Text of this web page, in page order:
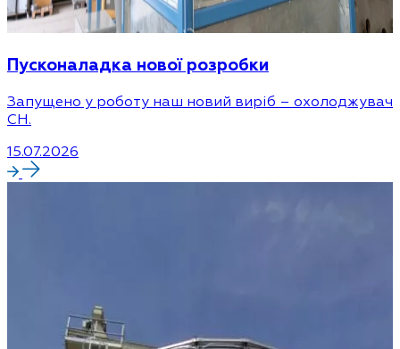
Пусконаладка нової розробки
Запущено у роботу наш новий виріб – охолоджувач
CH.
15.07.2026